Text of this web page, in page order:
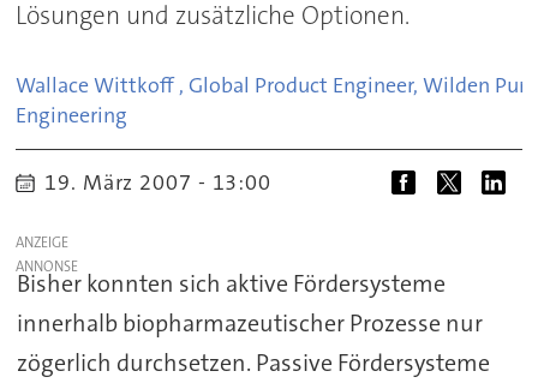
Lösungen und zusätzliche Optionen.
Wallace Wittkoff , Global Product Engineer, Wilden
Engineering
19. März 2007 - 13:00
ANZEIGE
Bisher konnten sich aktive Fördersysteme
innerhalb biopharmazeutischer Prozesse nur
zögerlich durchsetzen. Passive Fördersysteme